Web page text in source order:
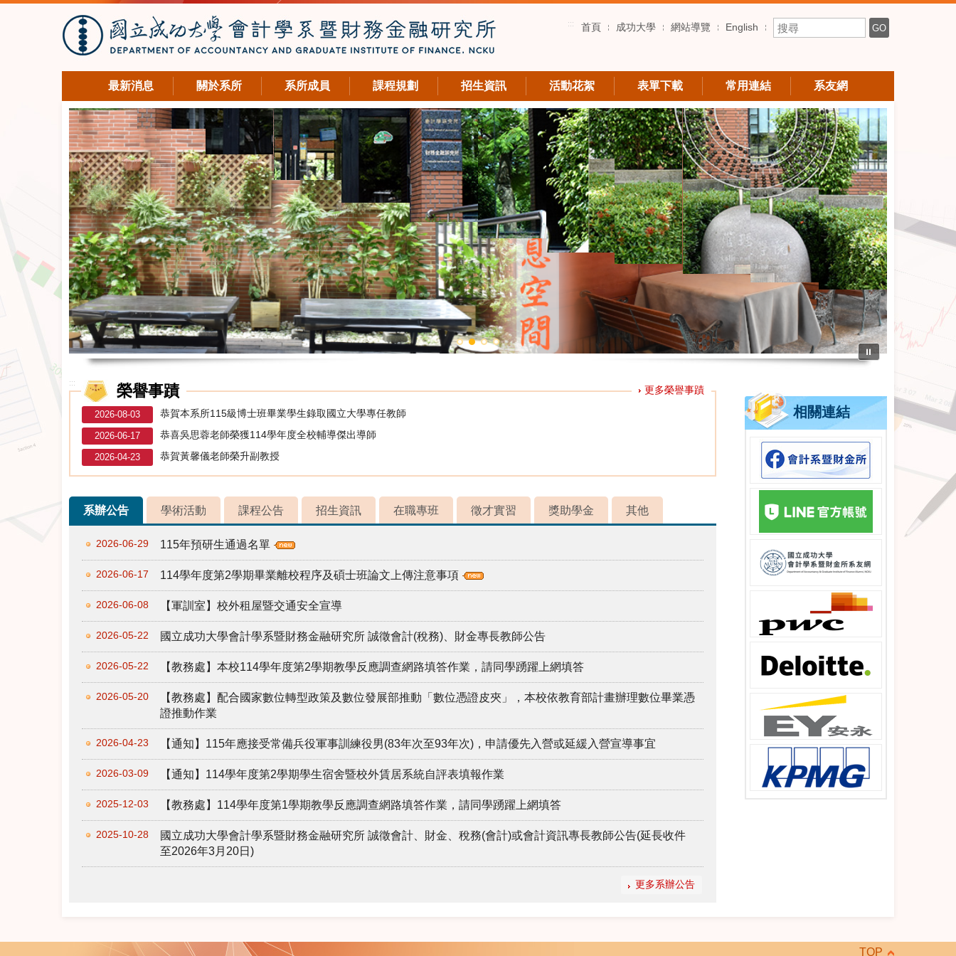
::: 首頁 成功大學 網站導覽 English 搜尋關鍵字 GO
最新消息 關於系所 系所成員 課程規劃 招生資訊 活動花絮 表單下載 常用連結 系友網
⏸
::: 榮譽事蹟 更多榮譽事蹟
2026-08-03 恭賀本系所115級博士班畢業學生錄取國立大學專任教師
2026-06-17 恭喜吳思蓉老師榮獲114學年度全校輔導傑出導師
2026-04-23 恭賀黃馨儀老師榮升副教授
系辦公告 學術活動 課程公告 招生資訊 在職專班 徵才實習 獎助學金 其他
2026-06-29 115年預研生通過名單
2026-06-17 114學年度第2學期畢業離校程序及碩士班論文上傳注意事項
2026-06-08 【軍訓室】校外租屋暨交通安全宣導
2026-05-22 國立成功大學會計學系暨財務金融研究所 誠徵會計(稅務)、財金專長教師公告
2026-05-22 【教務處】本校114學年度第2學期教學反應調查網路填答作業，請同學踴躍上網填答
2026-05-20
【教務處】配合國家數位轉型政策及數位發展部推動「數位憑證皮夾」，本校依教育部計畫辦理數位畢業憑
證推動作業
2026-04-23 【通知】115年應接受常備兵役軍事訓練役男(83年次至93年次)，申請優先入營或延緩入營宣導事宜
2026-03-09 【通知】114學年度第2學期學生宿舍暨校外賃居系統自評表填報作業
2025-12-03 【教務處】114學年度第1學期教學反應調查網路填答作業，請同學踴躍上網填答
2025-10-28
國立成功大學會計學系暨財務金融研究所 誠徵會計、財金、稅務(會計)或會計資訊專長教師公告(延長收件
至2026年3月20日)
更多系辦公告
相關連結
TOP